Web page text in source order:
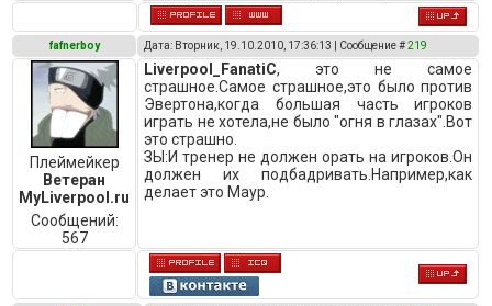
fafnerboy Дата: Вторник, 19.10.2010, 17:36:13 | Сообщение #219
Плеймейкер
Ветеран
MyLiverpool.ru
Сообщений:
567
Liverpool_FanatiC, это не самое
страшное.Самое страшное,это было против
Эвертона,когда большая часть игроков
играть не хотела,не было "огня в глазах".Вот
это страшно.
ЗЫ:И тренер не должен орать на игроков.Он
должен их подбадривать.Например,как
делает это Маур.